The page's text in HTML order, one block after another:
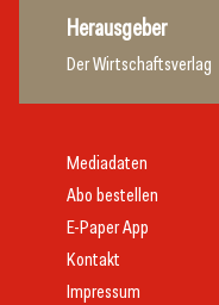
Herausgeber
Der Wirtschaftsverlag
Mediadaten
Abo bestellen
E-Paper App
Kontakt
Impressum